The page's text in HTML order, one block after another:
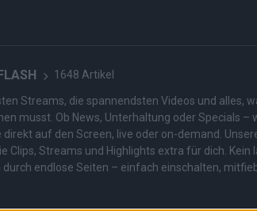
1648 Artikel
Streams, die spannendsten Videos und alles,
musst. Ob News, Unterhaltung oder Specials –
direkt auf den Screen, live oder on-demand.
Clips, Streams und Highlights extra für dich. Kein
durch endlose Seiten – einfach einschalten,